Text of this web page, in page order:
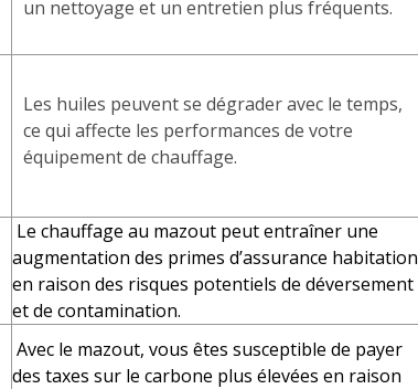
un nettoyage et un entretien plus fréquents.
Les huiles peuvent se dégrader avec le temps,
ce qui affecte les performances de votre
équipement de chauffage.
Le chauffage au mazout peut entraîner une
augmentation des primes d’assurance habitation
en raison des risques potentiels de déversement
et de contamination.
Avec le mazout, vous êtes susceptible de payer
des taxes sur le carbone plus élevées en raison